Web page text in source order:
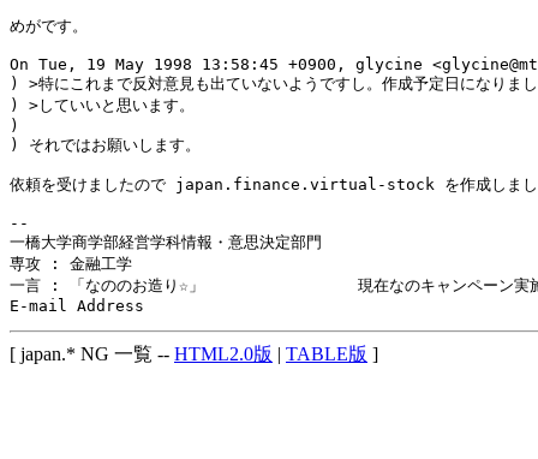
めがです。
On Tue, 19 May 1998 13:58:45 +0900, glycine
) >特にこれまで反対意見も出ていないようですし。作成予定日になりま
) >していいと思います。
)
) それではお願いします。
依頼を受けましたので japan.finance.virtual-stock を作成しまし
--
一橋大学商学部経営学科情報・意思決定部門
専攻 : 金融工学
一言 : 「なののお造り☆」                現在なのキャンペーン実
[ japan.* NG 一覧 -- HTML2.0版 | TABLE版 ]